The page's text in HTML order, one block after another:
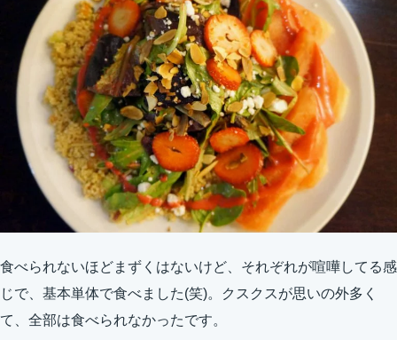
食べられないほどまずくはないけど、それぞれが喧嘩してる感
じで、基本単体で食べました(笑)。クスクスが思いの外多く
て、全部は食べられなかったです。